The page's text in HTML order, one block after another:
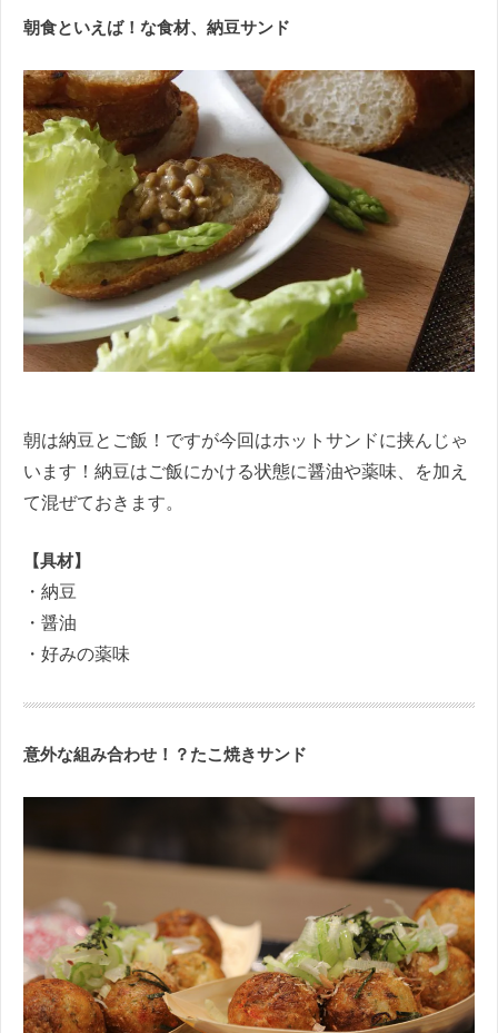
朝食といえば！な食材、納豆サンド
朝は納豆とご飯！ですが今回はホットサンドに挟んじゃ
います！納豆はご飯にかける状態に醤油や薬味、を加え
て混ぜておきます。
【具材】
・納豆
・醤油
・好みの薬味
意外な組み合わせ！？たこ焼きサンド